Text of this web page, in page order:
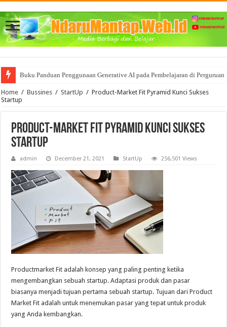
Buku Panduan Penggunaan Generative AI pada Pembelajaran di
Mencoba memahami BigData dan segala Manfaat nya bagi Bisnis
Home / Bussines / StartUp / Product-Market Fit Pyramid Kunci Sukses
Startup
Product-Market Fit Pyramid Kunci Sukses
Startup
admin December 21, 2021 StartUp 256,501 Views
Productmarket Fit adalah konsep yang paling penting ketika
mengembangkan sebuah startup. Adaptasi produk dan pasar
biasanya menjadi tujuan pertama sebuah startup. Tujuan dari Product
Market Fit adalah untuk menemukan pasar yang tepat untuk produk
yang Anda kembangkan.